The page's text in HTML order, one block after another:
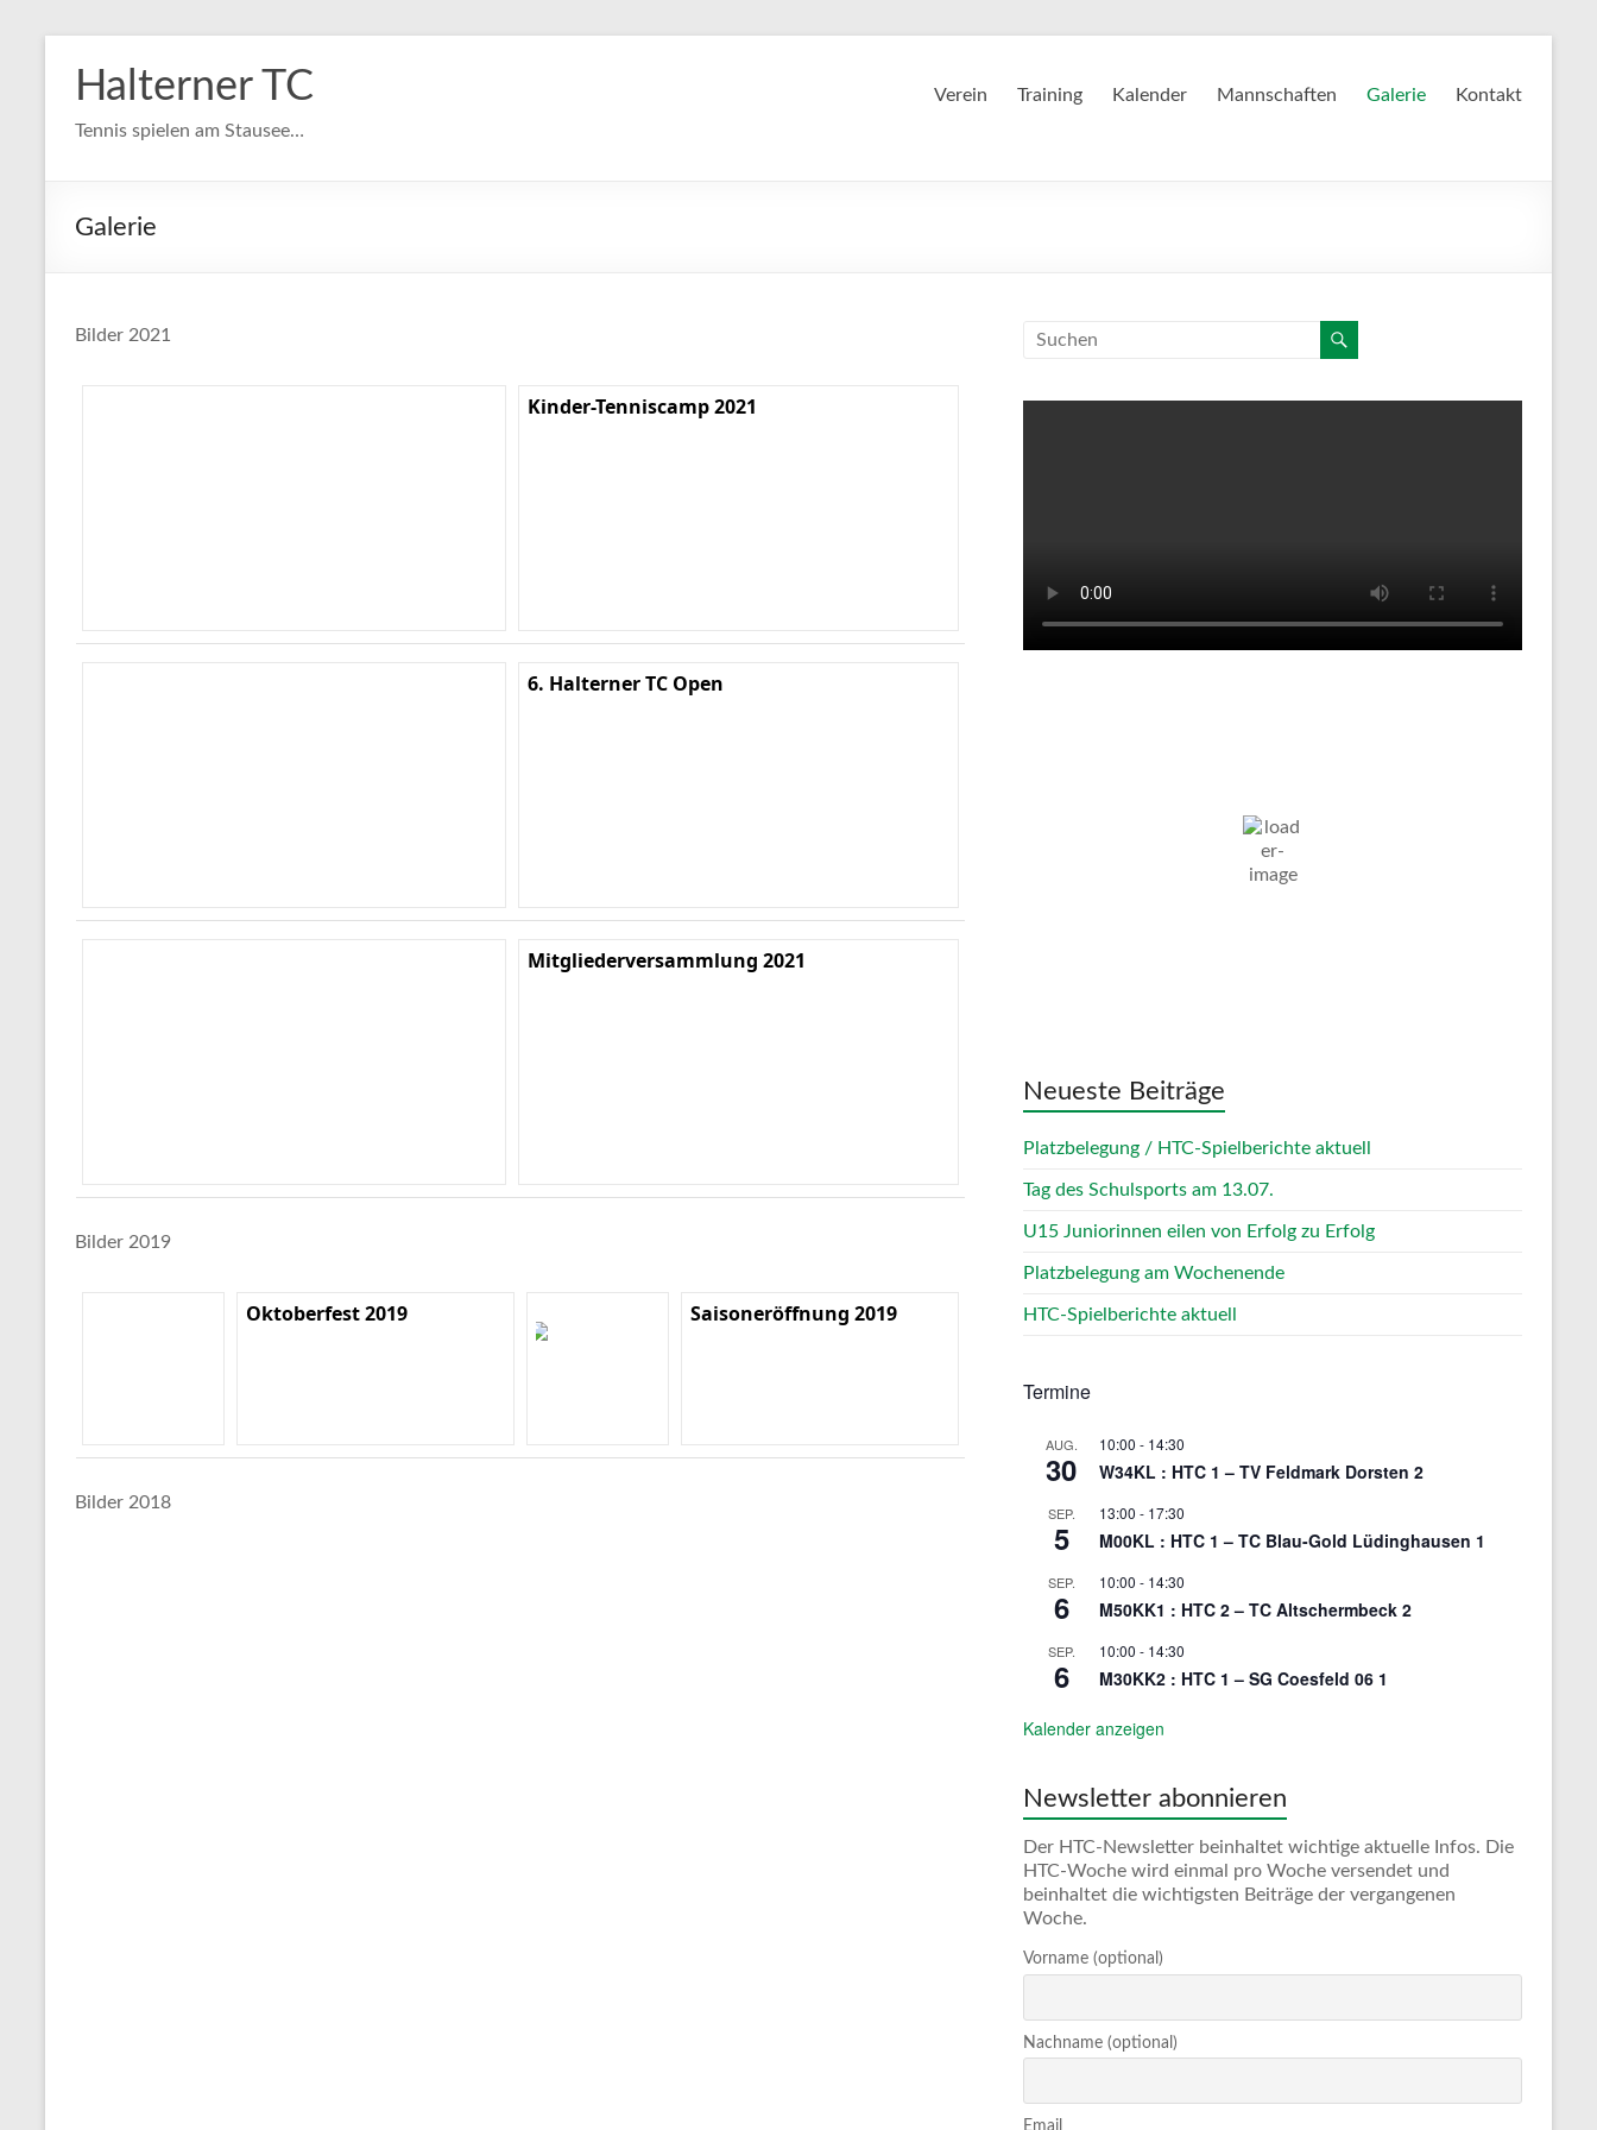
Inhalt
springenHalterner TC
Tennis spielen am Stausee…
Verein Training Kalender Mannschaften Galerie Kontakt
Galerie
Bilder 2021
Kinder-Tenniscamp 2021
6. Halterner TC Open
Mitgliederversammlung 2021
Bilder 2019
Oktoberfest 2019 Saisoneröffnung 2019
Bilder 2018
Neueste Beiträge
Platzbelegung / HTC-Spielberichte aktuell
Tag des Schulsports am 13.07.
U15 Juniorinnen eilen von Erfolg zu Erfolg
Platzbelegung am Wochenende
HTC-Spielberichte aktuell
Termine
AUG.
30
10:00 - 14:30
W34KL : HTC 1 – TV Feldmark Dorsten 2
SEP.
5
13:00 - 17:30
M00KL : HTC 1 – TC Blau-Gold Lüdinghausen 1
SEP.
6
10:00 - 14:30
M50KK1 : HTC 2 – TC Altschermbeck 2
SEP.
6
10:00 - 14:30
M30KK2 : HTC 1 – SG Coesfeld 06 1
Kalender anzeigen
Newsletter abonnieren
Der HTC-Newsletter beinhaltet wichtige aktuelle Infos. Die
HTC-Woche wird einmal pro Woche versendet und
beinhaltet die wichtigsten Beiträge der vergangenen
Woche.
Vorname (optional)
Nachname (optional)